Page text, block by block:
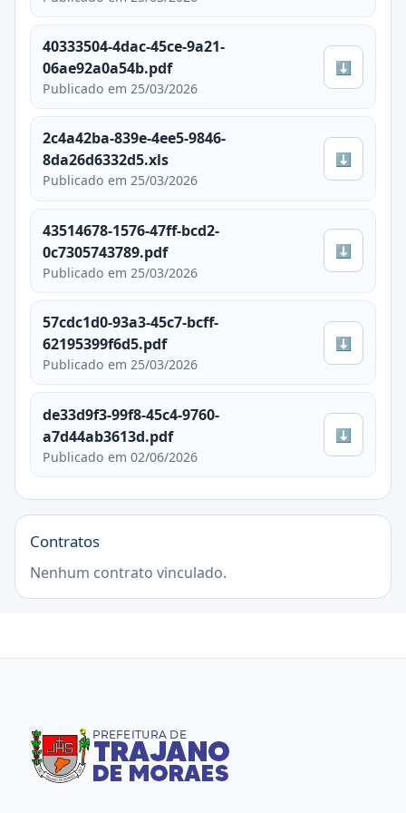
40333504-4dac-45ce-9a21-
06ae92a0a54b.pdf
Publicado em 25/03/2026
⬇
2c4a42ba-839e-4ee5-9846-
8da26d6332d5.xls
Publicado em 25/03/2026
⬇
43514678-1576-47ff-bcd2-
0c7305743789.pdf
Publicado em 25/03/2026
⬇
57cdc1d0-93a3-45c7-bcff-
62195399f6d5.pdf
Publicado em 25/03/2026
⬇
de33d9f3-99f8-45c4-9760-
a7d44ab3613d.pdf
Publicado em 02/06/2026
⬇
Contratos
Nenhum contrato vinculado.